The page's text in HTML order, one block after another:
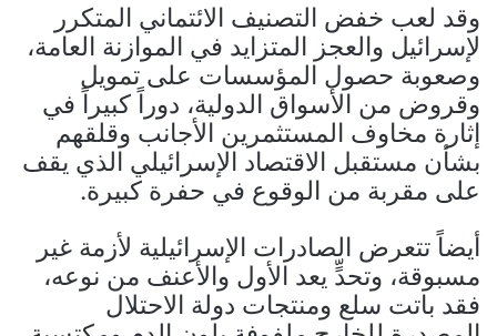
وقد لعب خفض التصنيف الائتماني المتكرر
لإسرائيل والعجز المتزايد في الموازنة العامة،
وصعوبة حصول المؤسسات على تمويل
وقروض من الأسواق الدولية، دوراً كبيراً في
إثارة مخاوف المستثمرين الأجانب وقلقهم
بشأن مستقبل الاقتصاد الإسرائيلي الذي يقف
على مقربة من الوقوع في حفرة كبيرة.
أيضاً تتعرض الصادرات الإسرائيلية لأزمة غير
مسبوقة، وتحدٍّ يعد الأول والأعنف من نوعه،
فقد باتت سلع ومنتجات دولة الاحتلال